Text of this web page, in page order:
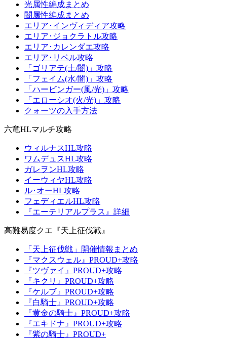
光属性編成まとめ
闇属性編成まとめ
エリア･インヴィディア攻略
エリア･ジョクラトル攻略
エリア･カレンダエ攻略
エリア･リベル攻略
「ゴリアテ(土/闇)」攻略
「フェイム(水/闇)」攻略
「ハービンガー(風/光)」攻略
「エローシオ(火/光)」攻略
クォーツの入手方法
六竜HLマルチ攻略
ウィルナスHL攻略
ワムデュスHL攻略
ガレヲンHL攻略
イーウィヤHL攻略
ル･オーHL攻略
フェディエルHL攻略
『エーテリアルプラス』詳細
高難易度クエ『天上征伐戦』
「天上征伐戦」開催情報まとめ
『マクスウェル』PROUD+攻略
『ツヴァイ』PROUD+攻略
『キクリ』PROUD+攻略
『ケルブ』PROUD+攻略
『白騎士』PROUD+攻略
『黄金の騎士』PROUD+攻略
『エキドナ』PROUD+攻略
『紫の騎士』PROUD+